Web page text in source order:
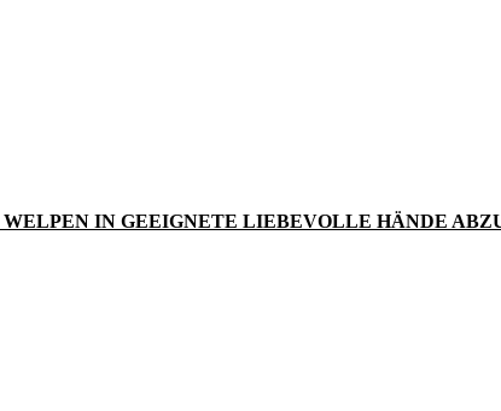
IN GEEIGNETE LIEBEVOLLE HÄNDE